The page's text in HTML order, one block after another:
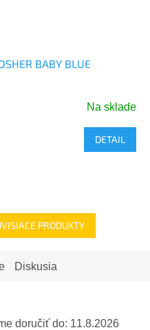
BABY BLUE
Na sklade
DETAIL
PRODUKTY
Diskusia
doručiť do: 11.8.2026